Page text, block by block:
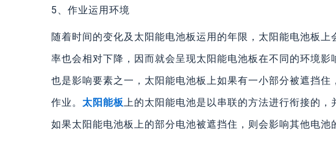
5、作业运用环境
随着时间的变化及太阳能电池板运用的年限，太阳能电池板
率也会相对下降，因而就会呈现太阳能电池板在不同的环境
也是影响要素之一，太阳能电池板上如果有一小部分被遮挡
作业。 太阳能板 上的太阳能电池是以串联的方法进行衔接的
如果太阳能电池板上的部分电池被遮挡住，则会影响其他电池